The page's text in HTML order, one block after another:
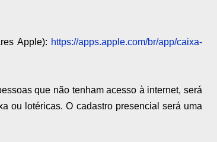
Apple): https://apps.apple.com/br/app/caixa-
que não tenham acesso à internet, será
ou lotéricas. O cadastro presencial será uma